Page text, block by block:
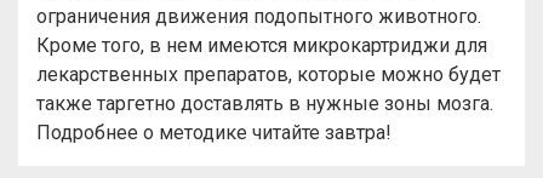
ограничения движения подопытного животного.
Кроме того, в нем имеются микрокартриджи для
лекарственных препаратов, которые можно будет
также таргетно доставлять в нужные зоны мозга.
Подробнее о методике читайте завтра!